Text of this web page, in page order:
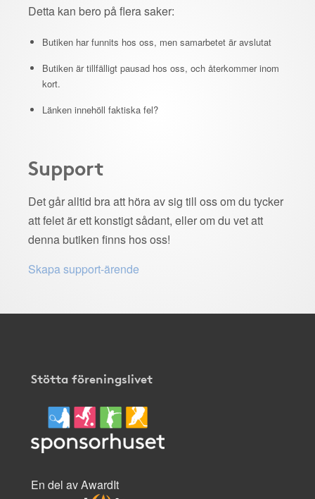
Detta kan bero på flera saker:
Butiken har funnits hos oss, men samarbetet är avslutat
Butiken är tillfälligt pausad hos oss, och återkommer inom
kort.
Länken innehöll faktiska fel?
Support
Det går alltid bra att höra av sig till oss om du tycker
att felet är ett konstigt sådant, eller om du vet att
denna butiken finns hos oss!
Skapa support-ärende
Stötta föreningslivet
En del av AwardIt